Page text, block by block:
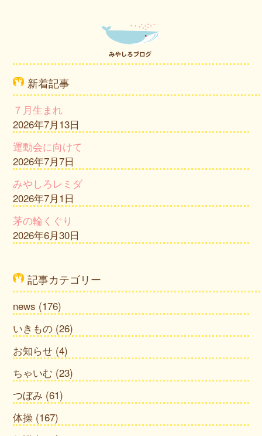
新着記事
７月生まれ
2026年7月13日
運動会に向けて
2026年7月7日
みやしろレミダ
2026年7月1日
茅の輪くぐり
2026年6月30日
記事カテゴリー
news (176)
いきもの (26)
お知らせ (4)
ちゃいむ (23)
つぼみ (61)
体操 (167)